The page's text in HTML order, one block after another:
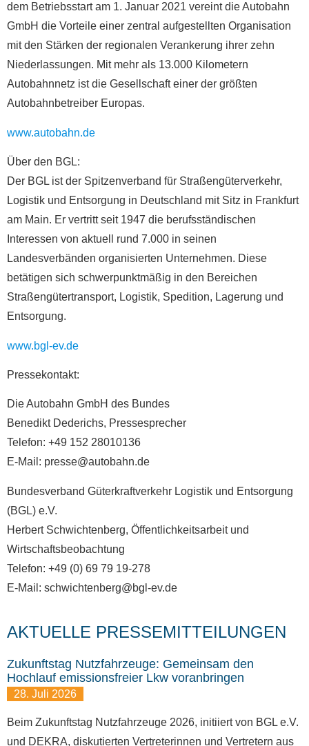
dem Betriebsstart am 1. Januar 2021 vereint die Autobahn
GmbH die Vorteile einer zentral aufgestellten Organisation
mit den Stärken der regionalen Verankerung ihrer zehn
Niederlassungen. Mit mehr als 13.000 Kilometern
Autobahnnetz ist die Gesellschaft einer der größten
Autobahnbetreiber Europas.
www.autobahn.de
Über den BGL:
Der BGL ist der Spitzenverband für Straßengüterverkehr,
Logistik und Entsorgung in Deutschland mit Sitz in Frankfurt
am Main. Er vertritt seit 1947 die berufsständischen
Interessen von aktuell rund 7.000 in seinen
Landesverbänden organisierten Unternehmen. Diese
betätigen sich schwerpunktmäßig in den Bereichen
Straßengütertransport, Logistik, Spedition, Lagerung und
Entsorgung.
www.bgl-ev.de
Pressekontakt:
Die Autobahn GmbH des Bundes
Benedikt Dederichs, Pressesprecher
Telefon: +49 152 28010136
E-Mail: presse@autobahn.de
Bundesverband Güterkraftverkehr Logistik und Entsorgung
(BGL) e.V.
Herbert Schwichtenberg, Öffentlichkeitsarbeit und
Wirtschaftsbeobachtung
Telefon: +49 (0) 69 79 19-278
E-Mail: schwichtenberg@bgl-ev.de
AKTUELLE PRESSEMITTEILUNGEN
Zukunftstag Nutzfahrzeuge: Gemeinsam den
Hochlauf emissionsfreier Lkw voranbringen
28. Juli 2026
Beim Zukunftstag Nutzfahrzeuge 2026, initiiert von BGL e.V.
und DEKRA, diskutierten Vertreterinnen und Vertretern aus